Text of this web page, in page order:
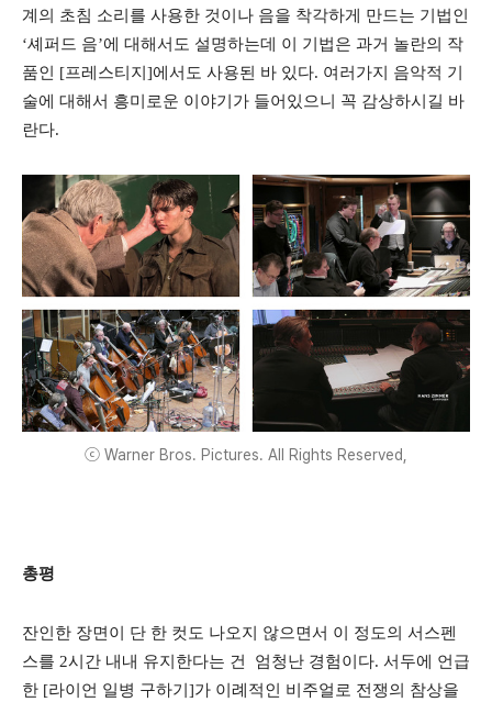
계의 초침 소리를 사용한 것이나 음을 착각하게 만드는 기법인
‘셰퍼드 음’에 대해서도 설명하는데 이 기법은 과거 놀란의 작
품인 [프레스티지]에서도 사용된 바 있다. 여러가지 음악적 기
술에 대해서 흥미로운 이야기가 들어있으니 꼭 감상하시길 바
란다.
ⓒ Warner Bros. Pictures. All Rights Reserved,
총평
잔인한 장면이 단 한 컷도 나오지 않으면서 이 정도의 서스펜
스를 2시간 내내 유지한다는 건 엄청난 경험이다. 서두에 언급
한 [라이언 일병 구하기]가 이례적인 비주얼로 전쟁의 참상을